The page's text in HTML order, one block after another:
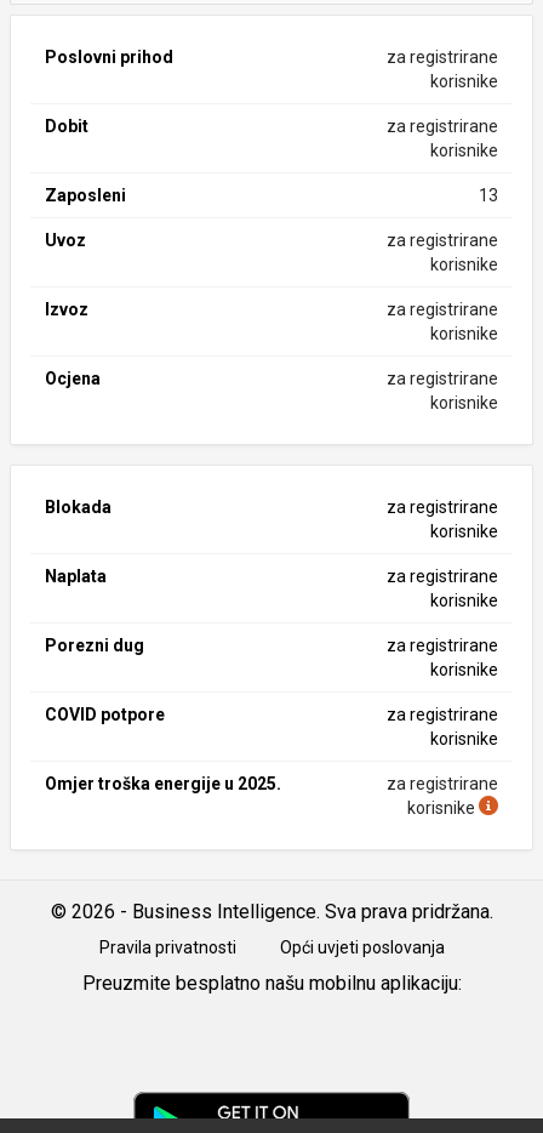
Poslovni prihod
za registrirane
korisnike
Dobit
za registrirane
korisnike
Zaposleni 13
Uvoz
za registrirane
korisnike
Izvoz
za registrirane
korisnike
Ocjena
za registrirane
korisnike
Blokada
za registrirane
korisnike
Naplata
za registrirane
korisnike
Porezni dug
za registrirane
korisnike
COVID potpore
za registrirane
korisnike
Omjer troška energije u 2025.
za registrirane
korisnike
© 2026 - Business Intelligence. Sva prava pridržana.
Pravila privatnosti Opći uvjeti poslovanja
Preuzmite besplatno našu mobilnu aplikaciju: